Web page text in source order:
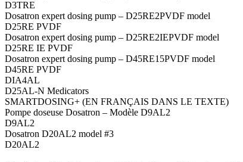
D3TRE
Dosatron expert dosing pump – D25RE2PVDF model
D25RE PVDF
Dosatron expert dosing pump – D25RE2IEPVDF model
D25RE IE PVDF
Dosatron expert dosing pump – D45RE15PVDF model
D45RE PVDF
DIA4AL
D25AL-N Medicators
SMARTDOSING+ (EN FRANÇAIS DANS LE TEXTE)
Pompe doseuse Dosatron – Modèle D9AL2
D9AL2
Dosatron D20AL2 model #3
D20AL2